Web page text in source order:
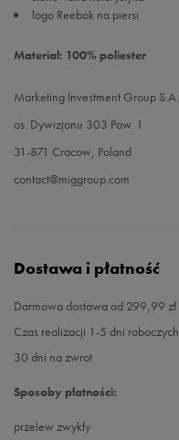
logo Reebok na piersi
Materiał: 100% poliester
Marketing Investment Group S.A.
os. Dywizjonu 303 Paw. 1
31-871 Cracow, Poland
contact@miggroup.com
Dostawa i płatność
Darmowa dostawa od 299,99 zł
Czas realizacji 1-5 dni roboczych
30 dni na zwrot
Sposoby płatności:
przelew zwykły